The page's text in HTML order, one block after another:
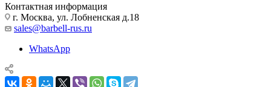
Контактная информация
г. Москва, ул. Лобненская д.18
sales@barbell-rus.ru
WhatsApp